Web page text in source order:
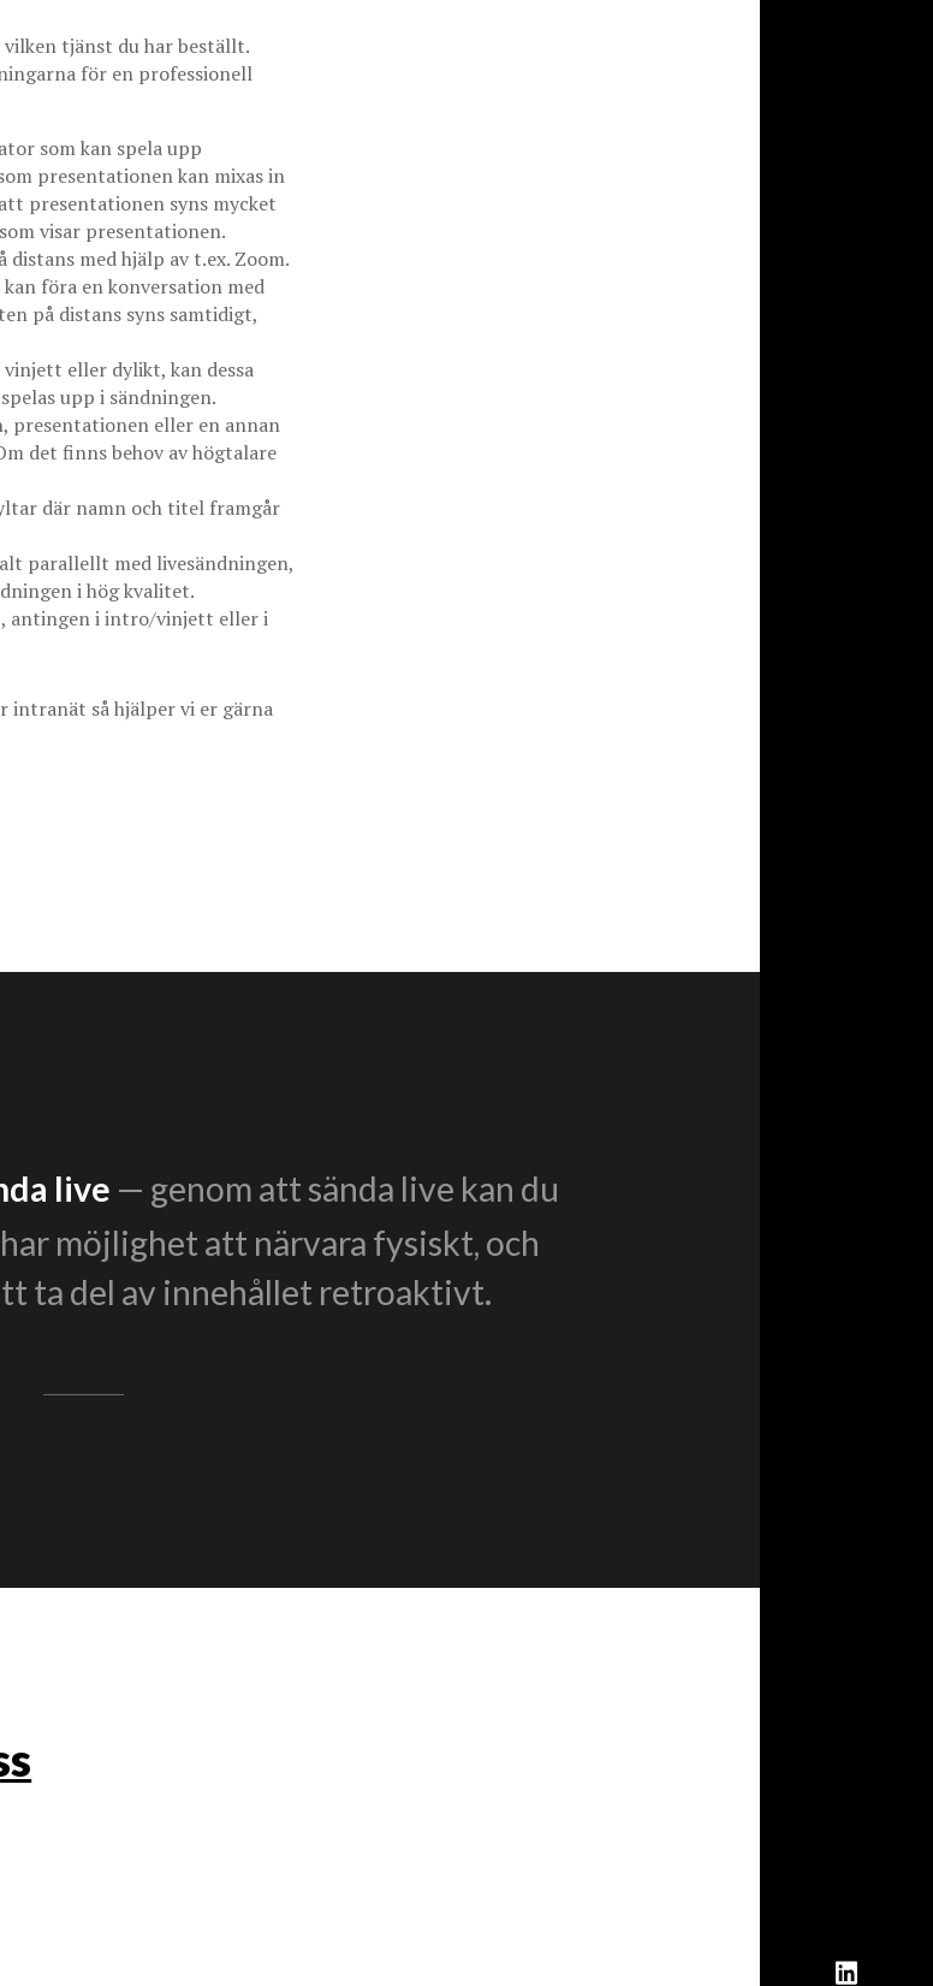
tjänst du har beställt.
för en professionell
som kan spela upp
presentationen kan mixas in
presentationen syns mycket
visar presentationen.
med hjälp av t.ex. Zoom.
föra en konversation med
på distans syns samtidigt,
eller dylikt, kan dessa
upp i sändningen.
presentationen eller en annan
det finns behov av högtalare
där namn och titel framgår
parallellt med livesändningen,
i hög kvalitet.
antingen i intro/vinjett eller i
intranät så hjälper vi er gärna
live — genom att sända live kan du
möjlighet att närvara fysiskt, och
ta del av innehållet retroaktivt.